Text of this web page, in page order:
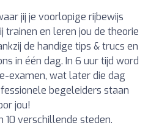
jij je voorlopige rijbewijs
trainen en leren jou de theorie
de handige tips & trucs en
in één dag. In 6 uur tijd word
examen, wat later die dag
begeleiders staan
jou!
10 verschillende steden.